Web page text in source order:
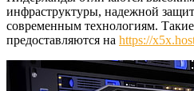
инфраструктуры, надежной
современным технологиям.
предоставляются на https://